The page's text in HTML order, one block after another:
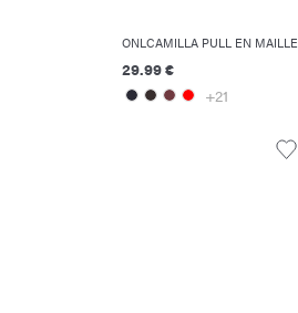
ONLCAMILLA PULL EN MAILLE
29.99 €
+21